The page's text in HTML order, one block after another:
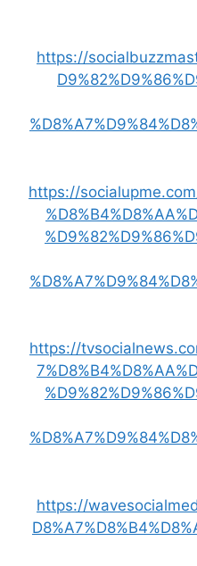
https://
https://
https://
https://